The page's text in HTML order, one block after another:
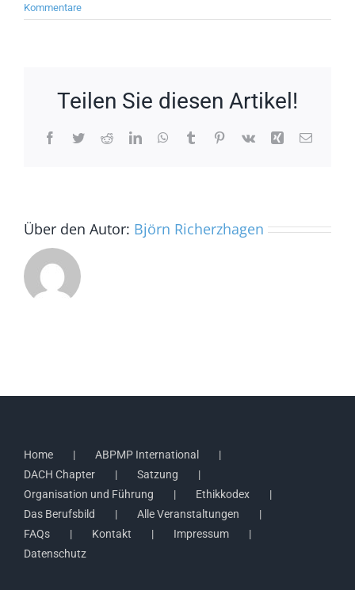
Kommentare
Teilen Sie diesen Artikel!
Facebook
TwitterRedditLinkedInWhatsApp
TumblrPinterest
Vk Xing E-
Über den Autor: Björn Richerzhagen
Home
ABPMP International
DACH Chapter
Satzung
Organisation und Führung
Ethikkodex
Das Berufsbild
Alle Veranstaltungen
FAQs
Kontakt
Impressum
Datenschutz